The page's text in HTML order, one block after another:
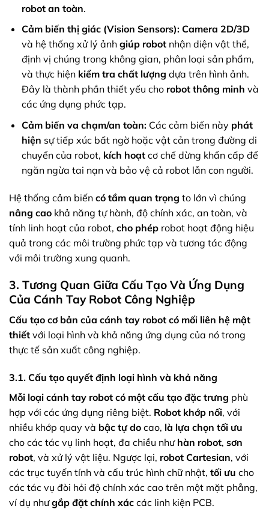
robot an toàn.
Cảm biến thị giác (Vision Sensors): Camera 2D/3D
và hệ thống xử lý ảnh giúp robotnhận diện vật thể,
định vị chúng trong không gian, phân loại sản phẩm,
và thực hiện kiểm tra chất lượng dựa trên hình ảnh.
Đây là thành phần thiết yếu cho robot thông minh và
các ứng dụng phức tạp.
Cảm biến va chạm/an toàn:Các cảm biến này phát
hiện sự tiếp xúc bất ngờ hoặc vật cản trong đường di
chuyển của robot, kích hoạtcơ chế dừng khẩn cấp để
ngăn ngừa tai nạn và bảo vệ cả robot lẫn con người.
Hệ thống cảm biến có tầm quan trọng to lớn vì chúng
nâng cao khả năng tự hành, độ chính xác, an toàn, và
tính linh hoạt của robot, cho phép robot hoạt động hiệu
quả trong các môi trường phức tạp và tương tác động
với môi trường xung quanh.
3. Tương Quan Giữa Cấu Tạo Và Ứng Dụng
Của Cánh Tay Robot Công Nghiệp
Cấu tạo cơ bản của cánh tay robot có mối liên hệ mật
thiết với loại hình và khả năng ứng dụng của nó trong
thực tế sản xuất công nghiệp.
3.1. Cấu tạo quyết định loại hình và khả năng
Mỗi loại cánh tay robot có một cấu tạo đặc trưng phù
hợp với các ứng dụng riêng biệt. Robot khớp nối, với
nhiều khớp quay và bậc tự do cao, là lựa chọn tối ưu
cho các tác vụ linh hoạt, đa chiều như hàn robot, sơn
robot, và xử lý vật liệu. Ngược lại, robot Cartesian, với
các trục tuyến tính và cấu trúc hình chữ nhật, tối ưu cho
các tác vụ đòi hỏi độ chính xác cao trên một mặt phẳng,
ví dụ nhưgắp đặt chính xác các linh kiện PCB.